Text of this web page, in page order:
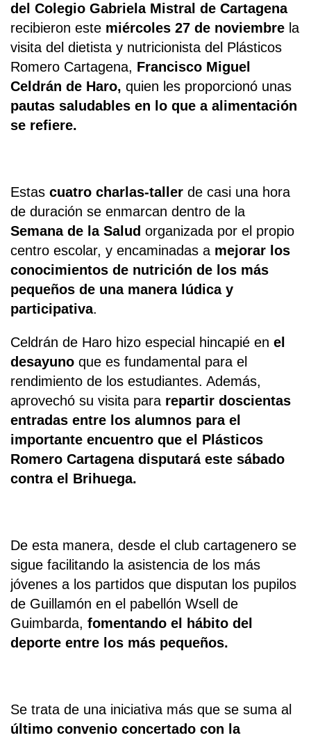
del Colegio Gabriela Mistral de Cartagena
recibieron este miércoles 27 de noviembre la
visita del dietista y nutricionista del Plásticos
Romero Cartagena, Francisco Miguel
Celdrán de Haro, quien les proporcionó unas
pautas saludables en lo que a alimentación
se refiere.
Estas cuatro charlas-taller de casi una hora
de duración se enmarcan dentro de la
Semana de la Salud organizada por el propio
centro escolar, y encaminadas a mejorar los
conocimientos de nutrición de los más
pequeños de una manera lúdica y
participativa.
Celdrán de Haro hizo especial hincapié en el
desayuno que es fundamental para el
rendimiento de los estudiantes. Además,
aprovechó su visita para repartir doscientas
entradas entre los alumnos para el
importante encuentro que el Plásticos
Romero Cartagena disputará este sábado
contra el Brihuega.
De esta manera, desde el club cartagenero se
sigue facilitando la asistencia de los más
jóvenes a los partidos que disputan los pupilos
de Guillamón en el pabellón Wsell de
Guimbarda, fomentando el hábito del
deporte entre los más pequeños.
Se trata de una iniciativa más que se suma al
último convenio concertado con la